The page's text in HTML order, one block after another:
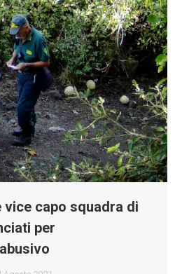
vice capo squadra di
per